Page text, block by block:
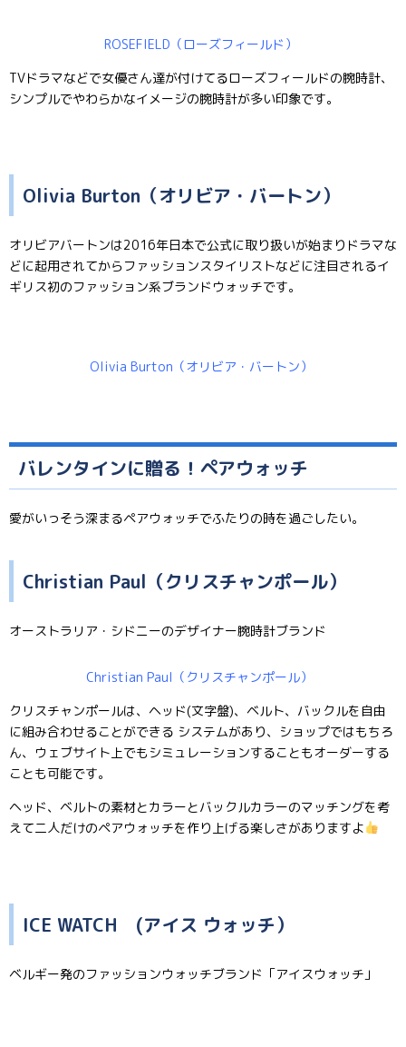
ROSEFIELD（ローズフィールド）
TVドラマなどで女優さん達が付けてるローズフィールドの腕時計、
シンプルでやわらかなイメージの腕時計が多い印象です。
Olivia Burton（オリビア・バートン）
オリビアバートンは2016年日本で公式に取り扱いが始まりドラマな
どに起用されてからファッションスタイリストなどに注目されるイ
ギリス初のファッション系ブランドウォッチです。
Olivia Burton（オリビア・バートン）
バレンタインに贈る！ペアウォッチ
愛がいっそう深まるペアウォッチでふたりの時を過ごしたい。
Christian Paul（クリスチャンポール）
オーストラリア・シドニーのデザイナー腕時計ブランド
Christian Paul（クリスチャンポール）
クリスチャンポールは、ヘッド(文字盤)、ベルト、バックルを自由
に組み合わせることができる システムがあり、ショップではもちろ
ん、ウェブサイト上でもシミュレーションすることもオーダーする
ことも可能です。
ヘッド、ベルトの素材とカラーとバックルカラーのマッチングを考
えて二人だけのペアウォッチを作り上げる楽しさがありますよ
ICE WATCH (アイス ウォッチ）
ベルギー発のファッションウォッチブランド「アイスウォッチ」